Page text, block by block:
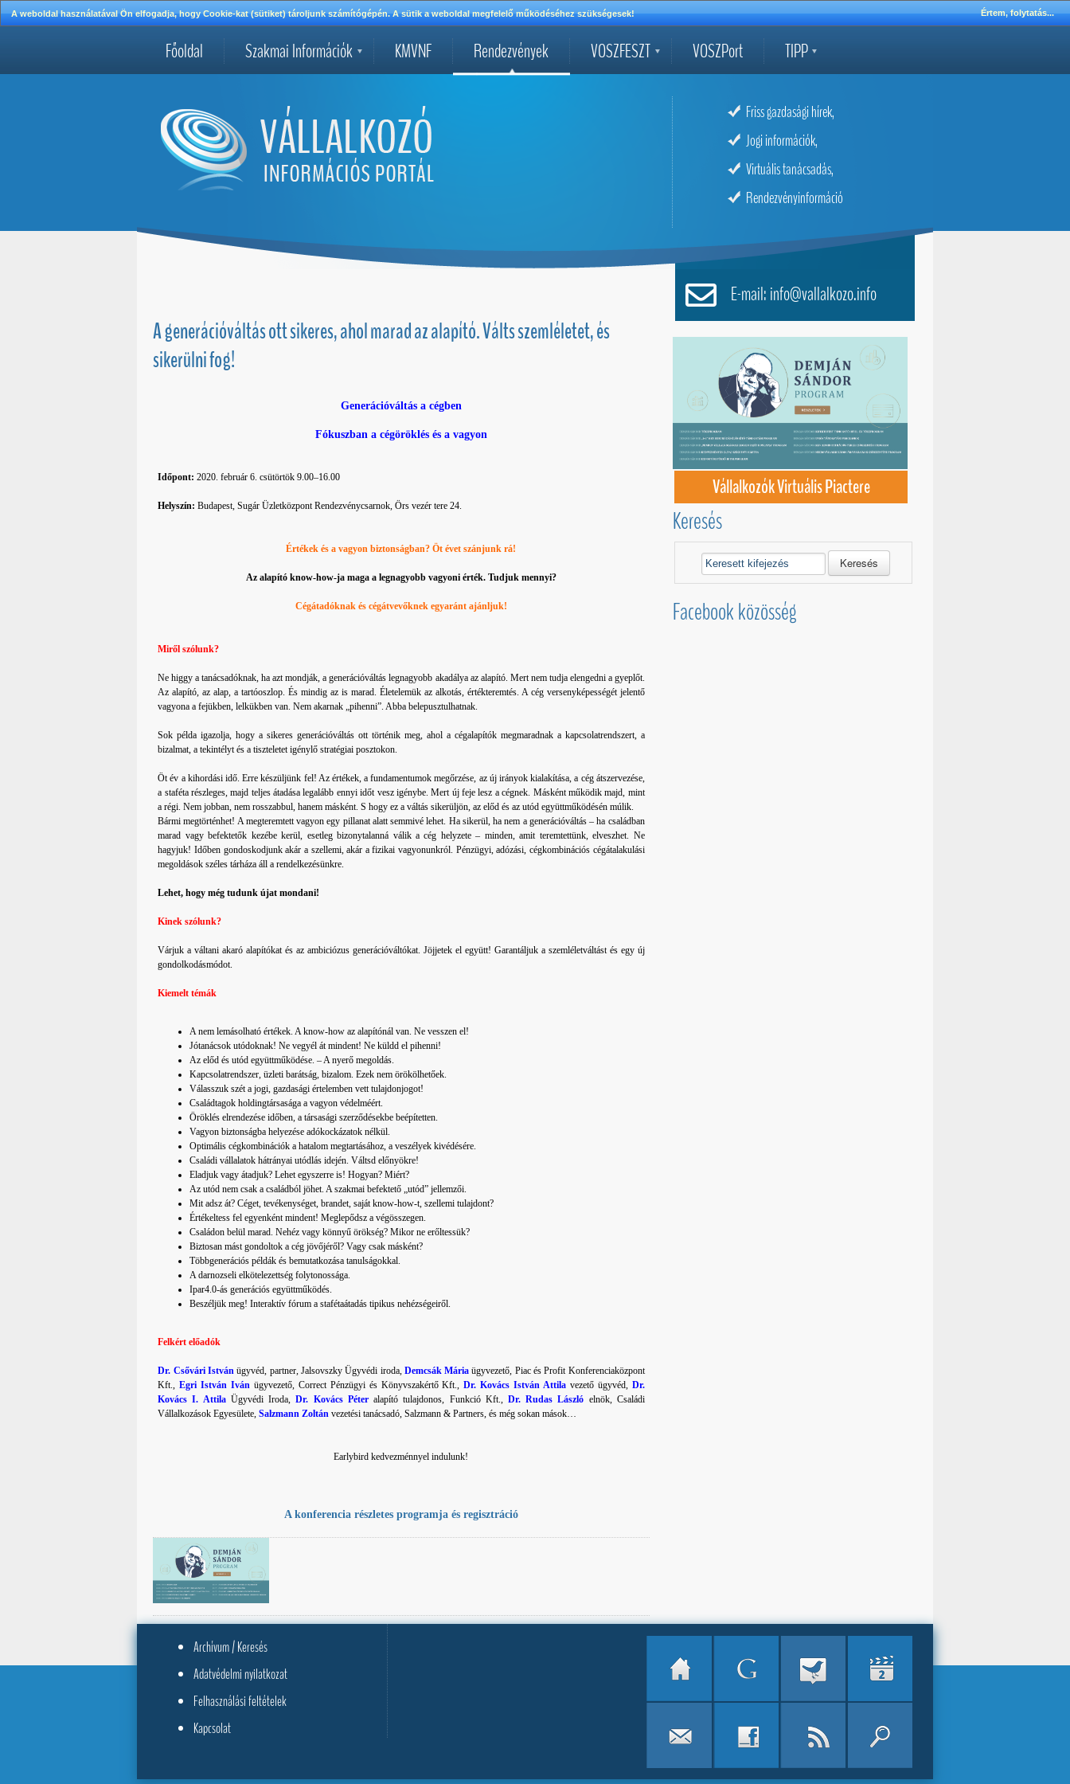
A weboldal használatával Ön elfogadja, hogy Cookie-kat (sütiket) tároljunk számítógépén. A sütik a weboldal megfelelő működéséhez szükségesek! Értem, folytatás...
Főoldal Szakmai Információk KMVNF Rendezvények VOSZFESZT VOSZPort TIPP
Friss gazdasági hírek,
Jogi információk,
Virtuális tanácsadás,
Rendezvényinformáció
A generációváltás ott sikeres, ahol marad az alapító. Válts szemléletet, és
sikerülni fog!
Generációváltás a cégben
Fókuszban a cégöröklés és a vagyon
Időpont: 2020. február 6. csütörtök 9.00–16.00
Helyszín: Budapest, Sugár Üzletközpont Rendezvénycsarnok, Örs vezér tere 24.
Értékek és a vagyon biztonságban? Öt évet szánjunk rá!
Az alapító know-how-ja maga a legnagyobb vagyoni érték. Tudjuk mennyi?
Cégátadóknak és cégátvevőknek egyaránt ajánljuk!
Miről szólunk?
Ne higgy a tanácsadóknak, ha azt mondják, a generációváltás legnagyobb akadálya az alapító. Mert nem tudja elengedni a gyeplőt.
Az alapító, az alap, a tartóoszlop. És mindig az is marad. Életelemük az alkotás, értékteremtés. A cég versenyképességét jelentő
vagyona a fejükben, lelkükben van. Nem akarnak „pihenni”. Abba belepusztulhatnak.
Sok példa igazolja, hogy a sikeres generációváltás ott történik meg, ahol a cégalapítók megmaradnak a kapcsolatrendszert, a
bizalmat, a tekintélyt és a tiszteletet igénylő stratégiai posztokon.
Öt év a kihordási idő. Erre készüljünk fel! Az értékek, a fundamentumok megőrzése, az új irányok kialakítása, a cég átszervezése,
a staféta részleges, majd teljes átadása legalább ennyi időt vesz igénybe. Mert új feje lesz a cégnek. Másként működik majd, mint
a régi. Nem jobban, nem rosszabbul, hanem másként. S hogy ez a váltás sikerüljön, az előd és az utód együttműködésén múlik.
Bármi megtörténhet! A megteremtett vagyon egy pillanat alatt semmivé lehet. Ha sikerül, ha nem a generációváltás – ha családban
marad vagy befektetők kezébe kerül, esetleg bizonytalanná válik a cég helyzete – minden, amit teremtettünk, elveszhet. Ne
hagyjuk! Időben gondoskodjunk akár a szellemi, akár a fizikai vagyonunkról. Pénzügyi, adózási, cégkombinációs cégátalakulási
megoldások széles tárháza áll a rendelkezésünkre.
Lehet, hogy még tudunk újat mondani!
Kinek szólunk?
Várjuk a váltani akaró alapítókat és az ambiciózus generációváltókat. Jöjjetek el együtt! Garantáljuk a szemléletváltást és egy új
gondolkodásmódot.
Kiemelt témák
A nem lemásolható értékek. A know-how az alapítónál van. Ne vesszen el!
Jótanácsok utódoknak! Ne vegyél át mindent! Ne küldd el pihenni!
Az előd és utód együttműködése. – A nyerő megoldás.
Kapcsolatrendszer, üzleti barátság, bizalom. Ezek nem örökölhetőek.
Válasszuk szét a jogi, gazdasági értelemben vett tulajdonjogot!
Családtagok holdingtársasága a vagyon védelméért.
Öröklés elrendezése időben, a társasági szerződésekbe beépítetten.
Vagyon biztonságba helyezése adókockázatok nélkül.
Optimális cégkombinációk a hatalom megtartásához, a veszélyek kivédésére.
Családi vállalatok hátrányai utódlás idején. Váltsd előnyökre!
Eladjuk vagy átadjuk? Lehet egyszerre is! Hogyan? Miért?
Az utód nem csak a családból jöhet. A szakmai befektető „utód” jellemzői.
Mit adsz át? Céget, tevékenységet, brandet, saját know-how-t, szellemi tulajdont?
Értékeltess fel egyenként mindent! Meglepődsz a végösszegen.
Családon belül marad. Nehéz vagy könnyű örökség? Mikor ne erőltessük?
Biztosan mást gondoltok a cég jövőjéről? Vagy csak másként?
Többgenerációs példák és bemutatkozása tanulságokkal.
A darnozseli elkötelezettség folytonossága.
Ipar4.0-ás generációs együttműködés.
Beszéljük meg! Interaktív fórum a stafétaátadás tipikus nehézségeiről.
Felkért előadók
Dr. Csővári Istvánügyvéd, partner, Jalsovszky Ügyvédi iroda, Demcsák Mária ügyvezető, Piac és Profit Konferenciaközpont
Kft.,Egri István Iván ügyvezető, Correct Pénzügyi és Könyvszakértő Kft.,Dr. Kovács István Attila vezető ügyvéd, Dr.
Kovács I. Attila Ügyvédi Iroda,Dr. Kovács Péter alapító tulajdonos, Funkció Kft., Dr. Rudas László elnök, Családi
Vállalkozások Egyesülete,Salzmann Zoltán vezetési tanácsadó, Salzmann & Partners, és még sokan mások…
Earlybird kedvezménnyel indulunk!
A konferencia részletes programja és regisztráció
E-mail: info@vallalkozo.info
Vállalkozók Virtuális Piactere
Keresés
Keresés
Facebook közösség
Archívum / Keresés
Adatvédelmi nyilatkozat
Felhasználási feltételek
Kapcsolat